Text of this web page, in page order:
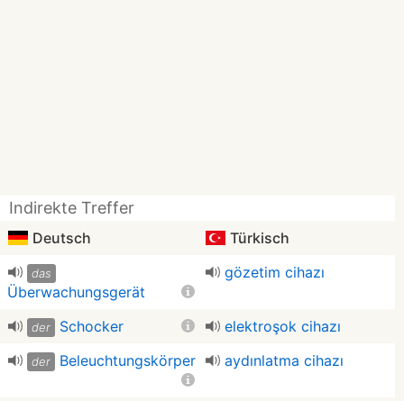
Indirekte Treffer
Deutsch Türkisch
das
Überwachungsgerät
gözetim cihazı
der Schocker elektroşok cihazı
der Beleuchtungskörper aydınlatma cihazı